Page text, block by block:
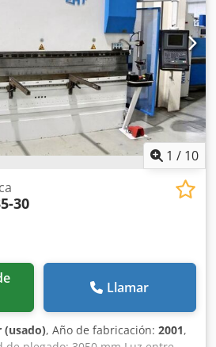
1 / 10
30
Llamar
(usado), Año de fabricación: 2001,